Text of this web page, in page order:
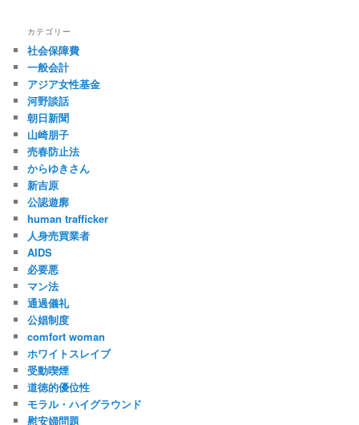
カテゴリー
社会保障費
一般会計
アジア女性基金
河野談話
朝日新聞
山崎朋子
売春防止法
からゆきさん
新吉原
公認遊廓
human trafficker
人身売買業者
AIDS
必要悪
マン法
通過儀礼
公娼制度
comfort woman
ホワイトスレイブ
受動喫煙
道徳的優位性
モラル・ハイグラウンド
慰安婦問題